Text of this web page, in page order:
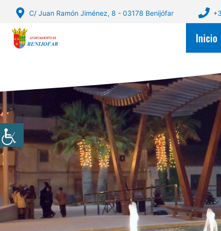
Saltar
contenido
C/ Juan Ramón Jiménez, 8 - 03178 Benijófar
Inicio